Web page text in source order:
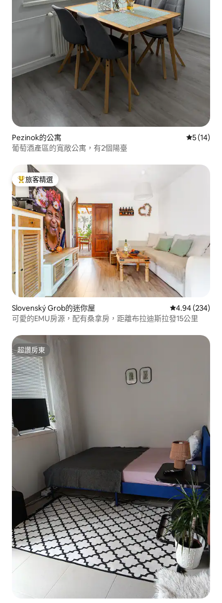
Pezinok的公寓 從 14 則
5 (14)
葡萄酒產區的寬敞公寓，有2個陽臺
旅客精選榜首
旅客精選
Slovenský Grob的迷你屋 從 234 則評價
4.94 (234)
可愛的EMU房源，配有桑拿房，距離布拉迪斯拉發15公里
超讚房東
超讚房東